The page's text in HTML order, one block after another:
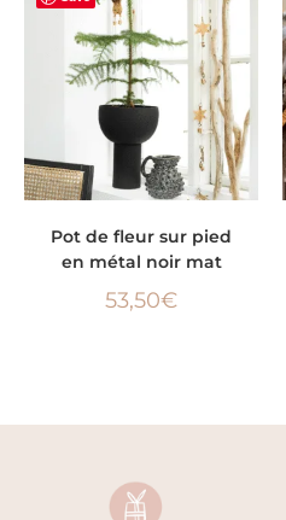
Pot de fleur sur pied
en métal noir mat
53,50€